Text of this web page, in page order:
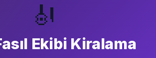
🎻
Ekibi Kiralama